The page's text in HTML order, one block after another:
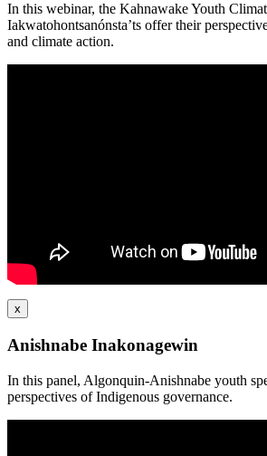
In this webinar, the Kahnawake Youth
Iakwatohontsanónsta’ts offer their
and climate action.
x
Anishnabe Inakonagewin
In this panel, Algonquin-Anishnabe youth
perspectives of Indigenous governance.